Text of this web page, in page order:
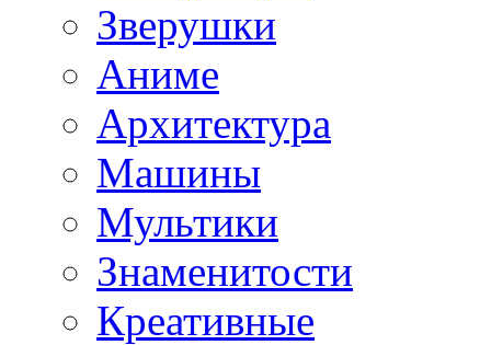
Зверушки
Аниме
Архитектура
Машины
Мультики
Знаменитости
Креативные